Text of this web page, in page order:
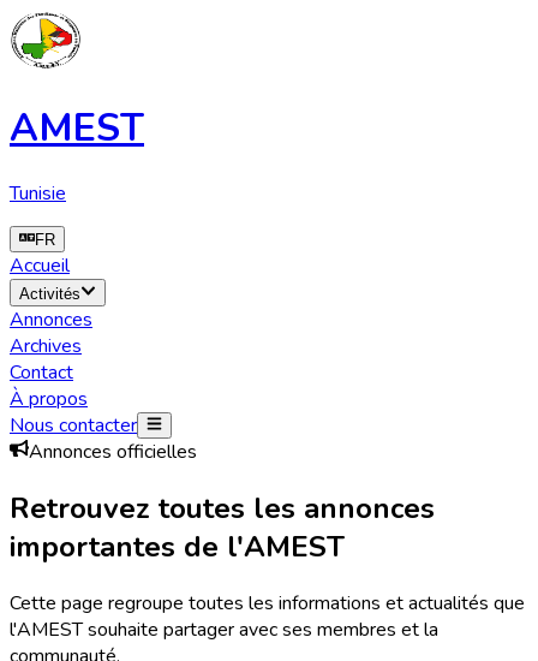
AMEST
Tunisie
FR
Accueil
Activités
Annonces
Archives
Contact
À propos
Nous contacter
Annonces officielles
Retrouvez toutes les annonces
importantes de l'AMEST
Cette page regroupe toutes les informations et actualités que
l'AMEST souhaite partager avec ses membres et la